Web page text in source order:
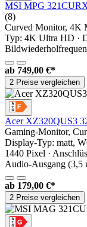
MSI MPG
(8)
Curved Monitor, 4K
Typ: 4K Ultra HD ·
ab 749,00 €*
2 Preise vergleichen
Acer XZ320QUS3
Gaming-Monitor,
Display-Typ: matt,
1440 Pixel ·
Audio-Ausgang (3,5
ab 179,00 €*
2 Preise vergleichen